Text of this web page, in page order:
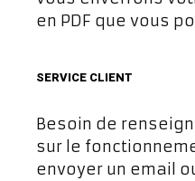
en PDF que vous
SERVICE CLIENT
Besoin de
sur le
envoyer un email